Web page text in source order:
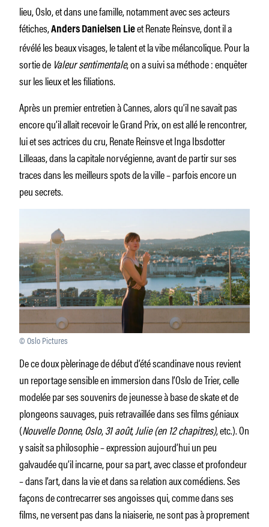
lieu, Oslo, et dans une famille, notamment avec ses acteurs
fétiches,Anders Danielsen Lieet Renate Reinsve, dont il a
révélé les beaux visages, le talent et la vibe mélancolique. Pour la
sortie de Valeur sentimentale, on a suivi sa méthode : enquêter
sur les lieux et les filiations.
Après un premier entretien à Cannes, alors qu’il ne savait pas
encore qu’il allait recevoir le Grand Prix, on est allé le rencontrer,
lui et ses actrices du cru, Renate Reinsve et Inga Ibsdotter
Lilleaas, dans la capitale norvégienne, avant de partir sur ses
traces dans les meilleurs spots de la ville – parfois encore un
peu secrets.
© Oslo Pictures
De ce doux pèlerinage de début d’été scandinave nous revient
un reportage sensible en immersion dans l’Oslo de Trier, celle
modelée par ses souvenirs de jeunesse à base de skate et de
plongeons sauvages, puis retravaillée dans ses films géniaux
(Nouvelle Donne,Oslo,31 août,Julie (en 12 chapitres), etc.). On
y saisit sa philosophie – expression aujourd’hui un peu
galvaudée qu’il incarne, pour sa part, avec classe et profondeur
– dans l’art, dans la vie et dans sa relation aux comédiens. Ses
façons de contrecarrer ses angoisses qui, comme dans ses
films, ne versent pas dans la niaiserie, ne sont pas à proprement